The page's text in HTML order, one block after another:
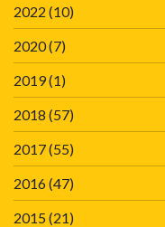
2022 (10)
2020(7)
2019(1)
2018 (57)
2017(55)
2016(47)
2015(21)